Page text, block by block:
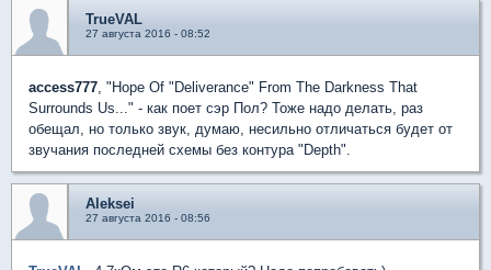
TrueVAL
27 августа 2016 - 08:52
access777 , "Hope Of "Deliverance" From The Darkness That
Surrounds Us..." - как поет сэр Пол? Тоже надо делать, раз
обещал, но только звук, думаю, несильно отличаться будет от
звучания последней схемы без контура "Depth".
Aleksei
27 августа 2016 - 08:56